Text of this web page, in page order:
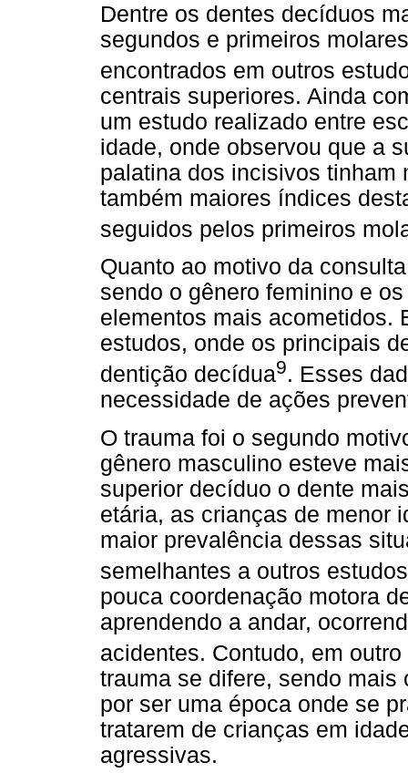
Dentre os dentes decíduos
segundos e primeiros
encontrados em outros
centrais superiores. Ainda
um estudo realizado entre
idade, onde observou que a
palatina dos incisivos tinham
também maiores índices
seguidos pelos primeiros
Quanto ao motivo da
sendo o gênero feminino e
elementos mais acometidos.
estudos, onde os principais
dentição decídua9. Esses
necessidade de ações
O trauma foi o segundo
gênero masculino esteve
superior decíduo o dente
etária, as crianças de menor
maior prevalência dessas
semelhantes a outros estudos
pouca coordenação motora
aprendendo a andar,
acidentes. Contudo, em outro
trauma se difere, sendo
por ser uma época onde se
tratarem de crianças em
agressivas.